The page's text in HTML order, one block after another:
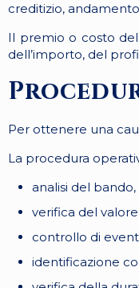
creditizio,
Il premio o costo
dell’importo, del
Per ottenere una
La procedura
analisi del
verifica del
controllo di
identificazione